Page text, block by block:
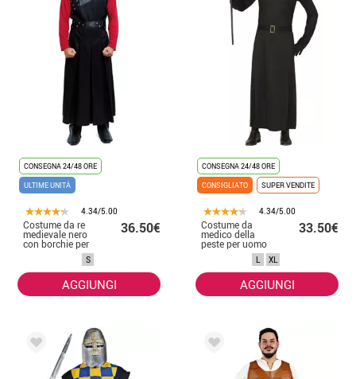
CONSEGNA 24/48 ORE
ULTIME UNITÀ
4.34/5.00
Costume da re
medievale nero
con borchie per
36.50€
S
AGGIUNGI
CONSEGNA 24/48 ORE
CONSIGLIATO
SUPER VENDITE
4.34/5.00
Costume da
medico della
peste per uomo
33.50€
L XL
AGGIUNGI